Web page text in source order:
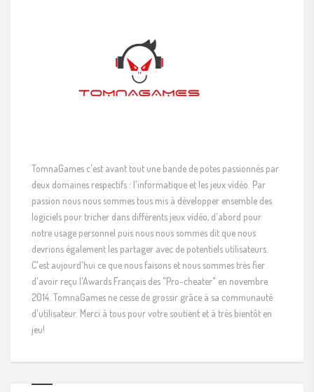
TomnaGames c'est avant tout une bande de potes passionnés par
deux domaines respectifs : l'informatique et les jeux vidéo. Par
passion nous nous sommes tous mis à développer ensemble des
logiciels pour tricher dans différents jeux vidéo, d'abord pour
notre usage personnel puis nous nous sommes dit que nous
devrions également les partager avec de potentiels utilisateurs.
C'est aujourd'hui ce que nous faisons et nous sommes très fier
d'avoir reçu l'Awards Français des "Pro-cheater" en novembre
2014. TomnaGames ne cesse de grossir grâce à sa communauté
d'utilisateur. Merci à tous pour votre soutient et à très bientôt en
jeu!